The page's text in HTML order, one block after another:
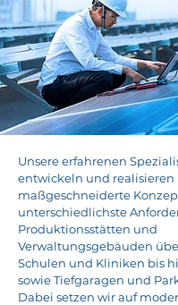
Unsere erfahrenen
entwickeln und realisieren
maßgeschneiderte
unterschiedlichste
Produktionsstätten und
Verwaltungsgebäuden
Schulen und Kliniken bis
sowie Tiefgaragen und
Dabei setzen wir auf